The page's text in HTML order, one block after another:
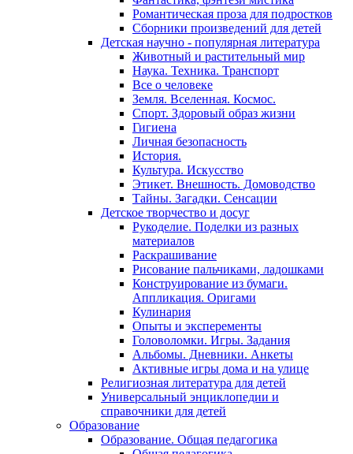
Романтическая проза для подростков
Сборники произведений для детей
Детская научно - популярная литература
Животный и растительный мир
Наука. Техника. Транспорт
Все о человеке
Земля. Вселенная. Космос.
Спорт. Здоровый образ жизни
Гигиена
Личная безопасность
История.
Культура. Искусство
Этикет. Внешность. Домоводство
Тайны. Загадки. Сенсации
Детское творчество и досуг
Рукоделие. Поделки из разных
материалов
Раскрашивание
Рисование пальчиками, ладошками
Конструирование из бумаги.
Аппликация. Оригами
Кулинария
Опыты и эксперементы
Головоломки. Игры. Задания
Альбомы. Дневники. Анкеты
Активные игры дома и на улице
Религиозная литература для детей
Универсальный энциклопедии и
справочники для детей
Образование
Образование. Общая педагогика